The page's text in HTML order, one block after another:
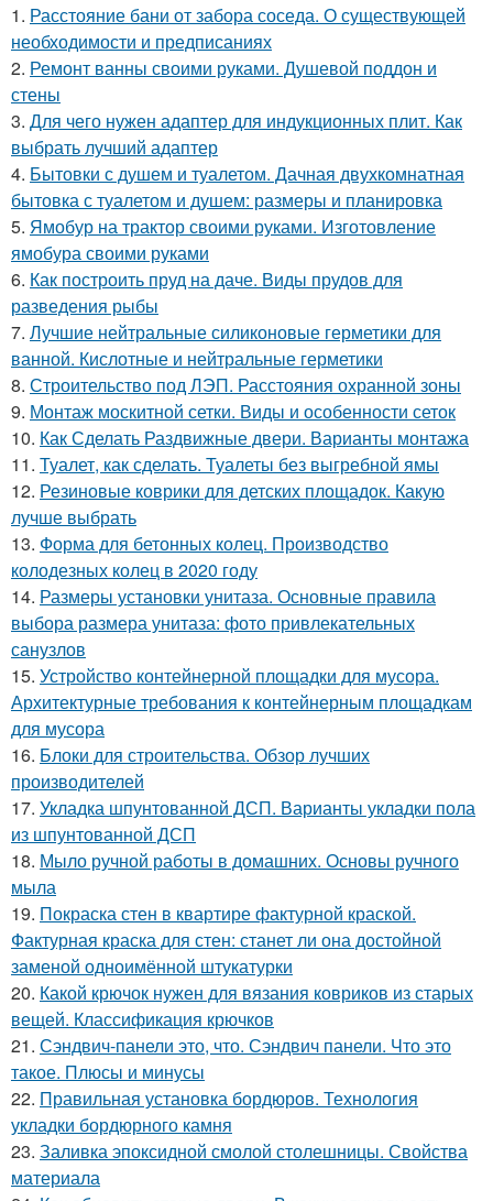
1. Расстояние бани от забора соседа. О существующей
необходимости и предписаниях
2. Ремонт ванны своими руками. Душевой поддон и
стены
3. Для чего нужен адаптер для индукционных плит. Как
выбрать лучший адаптер
4. Бытовки с душем и туалетом. Дачная двухкомнатная
бытовка с туалетом и душем: размеры и планировка
5. Ямобур на трактор своими руками. Изготовление
ямобура своими руками
6. Как построить пруд на даче. Виды прудов для
разведения рыбы
7. Лучшие нейтральные силиконовые герметики для
ванной. Кислотные и нейтральные герметики
8. Строительство под ЛЭП. Расстояния охранной зоны
9. Монтаж москитной сетки. Виды и особенности сеток
10. Как Сделать Раздвижные двери. Варианты монтажа
11. Туалет, как сделать. Туалеты без выгребной ямы
12. Резиновые коврики для детских площадок. Какую
лучше выбрать
13. Форма для бетонных колец. Производство
колодезных колец в 2020 году
14. Размеры установки унитаза. Основные правила
выбора размера унитаза: фото привлекательных
санузлов
15. Устройство контейнерной площадки для мусора.
Архитектурные требования к контейнерным площадкам
для мусора
16. Блоки для строительства. Обзор лучших
производителей
17. Укладка шпунтованной ДСП. Варианты укладки пола
из шпунтованной ДСП
18. Мыло ручной работы в домашних. Основы ручного
мыла
19. Покраска стен в квартире фактурной краской.
Фактурная краска для стен: станет ли она достойной
заменой одноимённой штукатурки
20. Какой крючок нужен для вязания ковриков из старых
вещей. Классификация крючков
21. Сэндвич-панели это, что. Сэндвич панели. Что это
такое. Плюсы и минусы
22. Правильная установка бордюров. Технология
укладки бордюрного камня
23. Заливка эпоксидной смолой столешницы. Свойства
материала